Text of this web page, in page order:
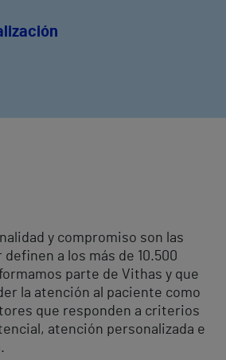
y compromiso son las
a los más de 10.500
parte de Vithas y que
la atención al paciente como
que responden a criterios
atención personalizada e